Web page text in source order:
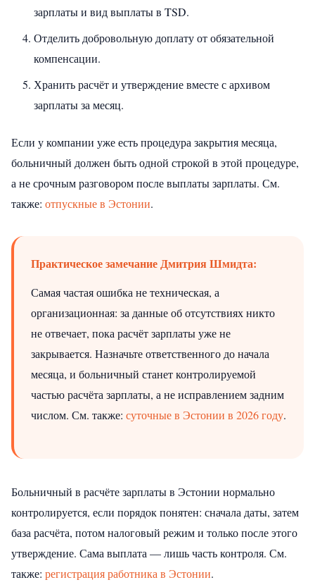
зарплаты и вид выплаты в TSD.
Отделить добровольную доплату от обязательной
компенсации.
Хранить расчёт и утверждение вместе с архивом
зарплаты за месяц.
Если у компании уже есть процедура закрытия месяца,
больничный должен быть одной строкой в этой процедуре,
а не срочным разговором после выплаты зарплаты. См.
также: отпускные в Эстонии.
Практическое замечание Дмитрия Шмидта:
Самая частая ошибка не техническая, а
организационная: за данные об отсутствиях никто
не отвечает, пока расчёт зарплаты уже не
закрывается. Назначьте ответственного до начала
месяца, и больничный станет контролируемой
частью расчёта зарплаты, а не исправлением задним
числом. См. также: суточные в Эстонии в 2026 году.
Больничный в расчёте зарплаты в Эстонии нормально
контролируется, если порядок понятен: сначала даты, затем
база расчёта, потом налоговый режим и только после этого
утверждение. Сама выплата — лишь часть контроля. См.
также: регистрация работника в Эстонии.